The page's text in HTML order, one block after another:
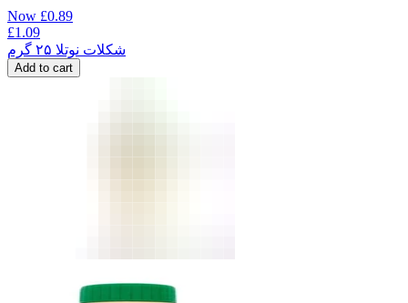
Now £0.89
£1.09
شکلات نوتلا ۲۵ گرم
Add to cart